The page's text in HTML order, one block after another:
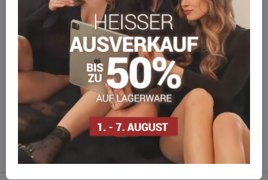
Werden Sie Teil von everlady
Werden Sie Teil von everlady und genießen Sie einen 5 %
Mitgliedervorteilbei jedem Einkauf.
Der Vorteil wird automatisch im Warenkorb angewendet.
Möchten Sie mehr bestellen, als wir
auf Lager haben?
Zögern Sie nicht, uns zu kontaktieren, wir füllen die Ware für Sie
wieder auf!
info​@everlady​.eu